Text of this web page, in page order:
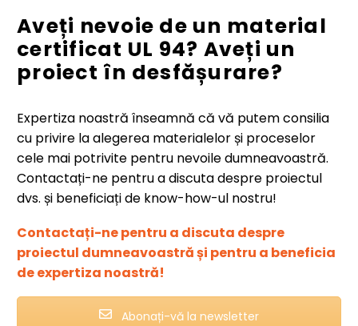
Aveți nevoie de un material
certificat UL 94? Aveți un
proiect în desfășurare?
Expertiza noastră înseamnă că vă putem consilia
cu privire la alegerea materialelor și proceselor
cele mai potrivite pentru nevoile dumneavoastră.
Contactați-ne pentru a discuta despre proiectul
dvs. și beneficiați de know-how-ul nostru!
Contactați-ne pentru a discuta despre
proiectul dumneavoastră și pentru a beneficia
de expertiza noastră!
Abonați-vă la newsletter